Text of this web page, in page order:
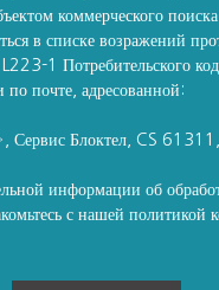
коммерческого
в списке возражений
1 Потребительского
почте, адресованной:
Сервис Блоктел, CS
информации об
с нашей политикой